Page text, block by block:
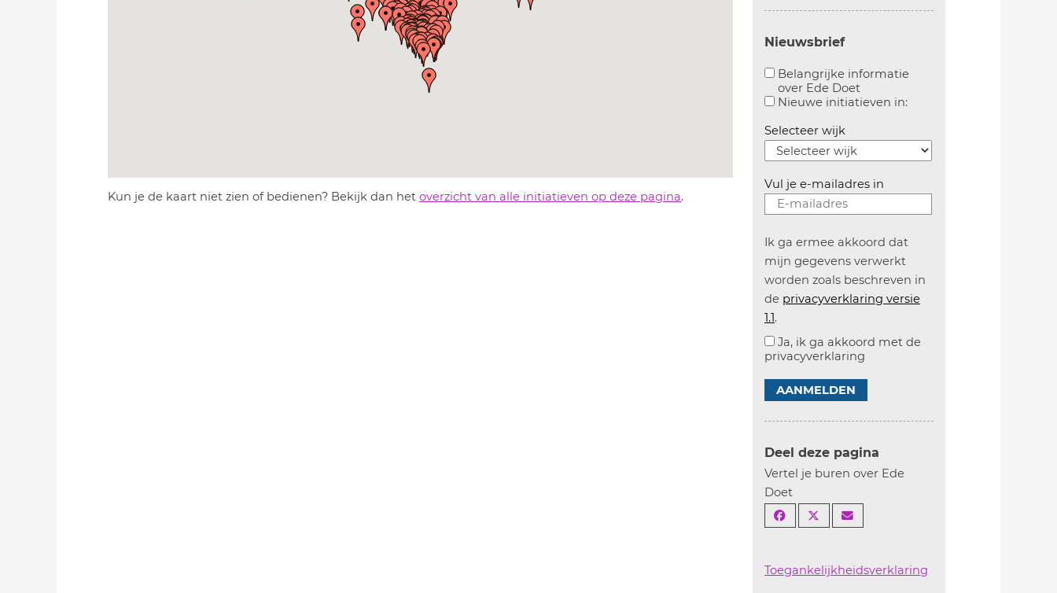
Kun je de kaart niet zien of bedienen? Bekijk dan het overzicht van alle initiatieven op deze pagina.
Nieuwsbrief
Belangrijke informatie
over Ede Doet
Aanvinken om belangrijke informatie over
Nieuwe initiatieven in:Aanvinken om
Selecteer wijk
Vul je e-mailadres in
Ik ga ermee akkoord dat
mijn gegevens verwerkt
worden zoals beschreven in
de privacyverklaring versie
1.1.
Ja, ik ga akkoord met de
privacyverklaring
AANMELDEN
Deel deze pagina
Vertel je buren over Ede
Doet
Toegankelijkheidsverklaring